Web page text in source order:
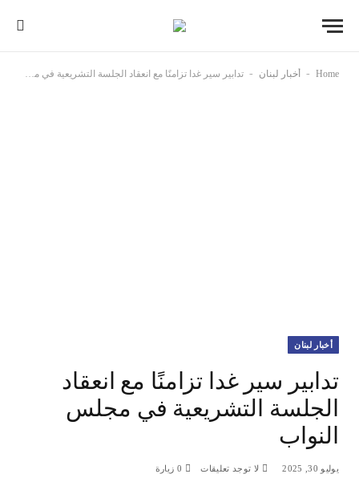
Home
- أخبار لبنان - تدابير سير غدا تزامنًا مع انعقاد الجلسة التشريعية في مجلس النواب
أخبار لبنان
تدابير سير غدا تزامنًا مع انعقاد
الجلسة التشريعية في مجلس
النواب
يوليو 30, 2025 لا توجد تعليقات 0 زيارة